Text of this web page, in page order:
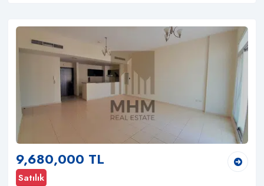
9,680,000 TL
Satılık